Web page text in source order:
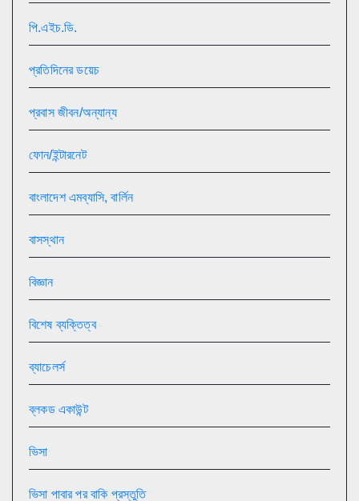
পি.এইচ.ডি.
প্রতিদিনের ডয়েচ
প্রবাস জীবন/অন্যান্য
ফোন/ইন্টারনেট
বাংলাদেশ এমব্যাসি, বার্লিন
বাসস্থান
বিজ্ঞান
বিশেষ ব্যক্তিত্ব
ব্যাচেলর্স
ব্লকড একাউন্ট
ভিসা
ভিসা পাবার পর বাকি প্রস্তুতি